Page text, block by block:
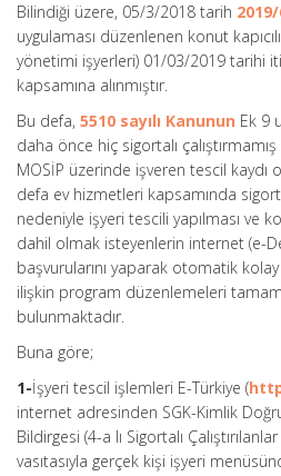
Bilindiği üzere, 05/3/2018 tarih
uygulaması düzenlenen konut
yönetimi işyerleri) 01/03/2019 tarihi
kapsamına alınmıştır.
Bu defa, 5510 sayılı Kanunun Ek 9
daha önce hiç sigortalı
MOSİP üzerinde işveren tescil kaydı
defa ev hizmetleri kapsamında
nedeniyle işyeri tescili yapılması ve
dahil olmak isteyenlerin internet (e-
başvurularını yaparak otomatik
ilişkin program düzenlemeleri
bulunmaktadır.
Buna göre;
1-İşyeri tescil işlemleri E-Türkiye (
internet adresinden SGK-Kimlik
Bildirgesi (4-a lı Sigortalı
vasıtasıyla gerçek kişi işyeri